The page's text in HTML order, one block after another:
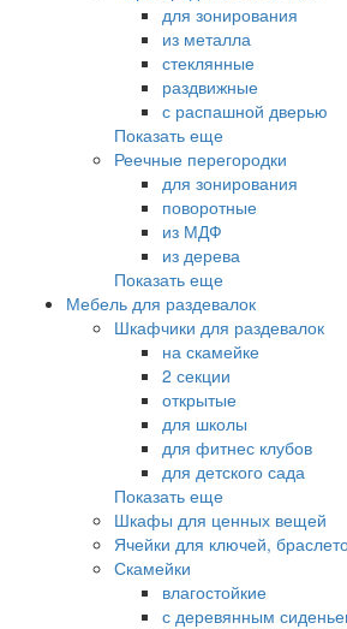
для зонирования
из металла
стеклянные
раздвижные
с распашной дверью
Показать еще
Реечные перегородки
для зонирования
поворотные
из МДФ
из дерева
Показать еще
Мебель для раздевалок
Шкафчики для раздевалок
на скамейке
2 секции
открытые
для школы
для фитнес клубов
для детского сада
Показать еще
Шкафы для ценных вещей
Ячейки для ключей,
Скамейки
влагостойкие
с деревянным